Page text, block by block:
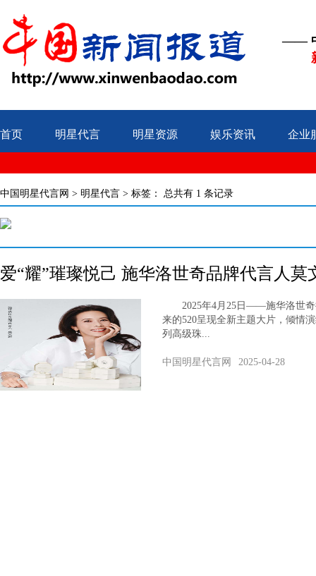
——
首页 明星代言 明星资源 娱乐资讯 企业
中国明星代言网 > 明星代言 > 标签： 总共有 1 条记录
爱“耀”璀璨悦己 施华洛世奇品牌代言人莫
2025年4月25日——施华洛世奇
来的520呈现全新主题大片，倾情
列高级珠...
中国明星代言网 2025-04-28